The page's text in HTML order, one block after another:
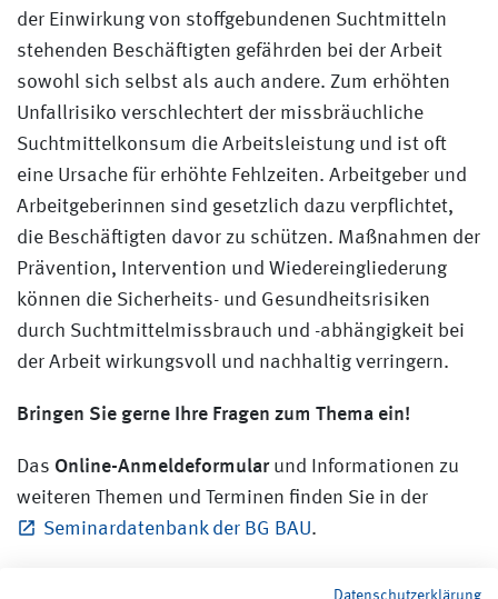
der Einwirkung von stoffgebundenen Suchtmitteln
stehenden Beschäftigten gefährden bei der Arbeit
sowohl sich selbst als auch andere. Zum erhöhten
Unfallrisiko verschlechtert der missbräuchliche
Suchtmittelkonsum die Arbeitsleistung und ist oft
eine Ursache für erhöhte Fehlzeiten. Arbeitgeber und
Arbeitgeberinnen sind gesetzlich dazu verpflichtet,
die Beschäftigten davor zu schützen. Maßnahmen der
Prävention, Intervention und Wiedereingliederung
können die Sicherheits- und Gesundheitsrisiken
durch Suchtmittelmissbrauch und -abhängigkeit bei
der Arbeit wirkungsvoll und nachhaltig verringern.
Bringen Sie gerne Ihre Fragen zum Thema ein!
Das Online-Anmeldeformularund Informationen zu
weiteren Themen und Terminen finden Sie in der
Seminardatenbank der BG BAU.
Datenschutzerklärung